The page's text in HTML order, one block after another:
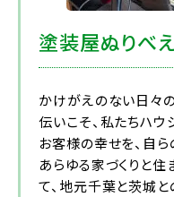
塗装屋ぬりべ
かけがえのない日々
伝いこそ、私たちハウ
お客様の幸せを、自ら
あらゆる家づくりと住
て、地元千葉と茨城